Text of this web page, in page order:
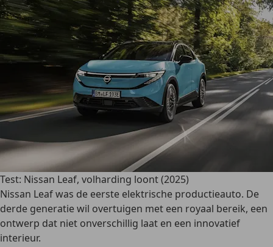
Test: Nissan Leaf, volharding loont (2025)
Nissan Leaf was de eerste elektrische productieauto. De
derde generatie wil overtuigen met een royaal bereik, een
ontwerp dat niet onverschillig laat en een innovatief
interieur.